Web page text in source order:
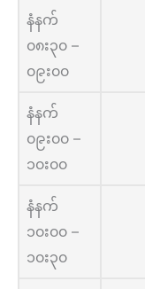
နံနက်
၀၈း၃၀ –
၀၉း၀၀
နံနက်
၀၉း၀၀ –
၁၀း၀၀
နံနက်
၁၀း၀၀ –
၁၀း၃၀